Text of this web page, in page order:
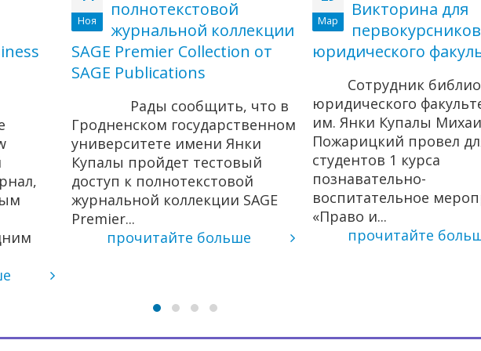
Ноя
полнотекстовой
журнальной коллекции
SAGE Premier Collection от
SAGE Publications
Рады сообщить, что в
Гродненском государственном
университете имени Янки
Купалы пройдет тестовый
доступ к полнотекстовой
журнальной коллекции SAGE
Premier...
прочитайте больше
Мар
Викторина для
первокурсников
юридического
Сотрудник
юридического
им. Янки Купалы
Пожарицкий провел
студентов 1 курса
познавательно-
воспитательное
«Право и...
прочитайте